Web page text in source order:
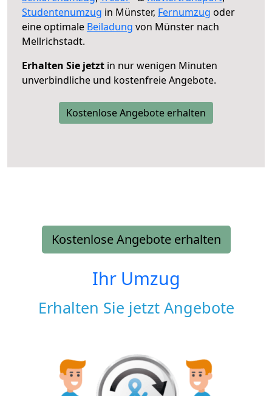
Studentenumzug in Münster, Fernumzug oder
eine optimale Beiladung von Münster nach
Mellrichstadt.
Erhalten Sie jetzt in nur wenigen Minuten
unverbindliche und kostenfreie Angebote.
Kostenlose Angebote erhalten
Kostenlose Angebote erhalten
Ihr Umzug
Erhalten Sie jetzt Angebote